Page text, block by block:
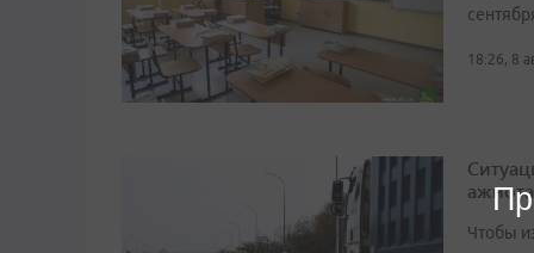
18:26, 8
Чтобы